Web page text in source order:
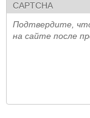
CAPTCHA
Подтвердите,
на сайте после